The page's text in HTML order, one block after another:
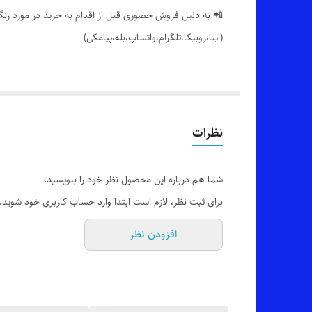
📲 به دلیل فروش حضوری قبل از اقدام به خرید در مورد
(ایتا،روبیکا،تلگرام،واتساپ،بله،پیامکی)
👌 جنس: کتان تی سی درجه یک (داخل کار آستر و پشم
✂️ فری سایز مناسب 38 تا 44_46
نظرات
شما هم درباره این محصول نظر خود را بنویسید.
برای ثبت نظر، لازم است ابتدا وارد حساب کاربری خود شوید.
افزودن نظر